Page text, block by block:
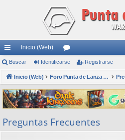
nl
ac
es
rá
pi
Inicio (Web)
or
os
Buscar Identificarse Registrarse
Inicio (Web) Foro Punta de Lanza Wargames
Preguntas Frecuentes